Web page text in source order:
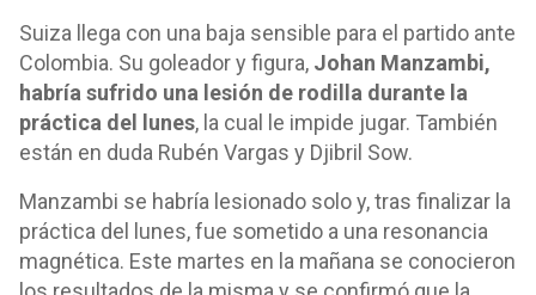
Suiza llega con una baja sensible para el partido ante
Colombia. Su goleador y figura, Johan Manzambi,
habría sufrido una lesión de rodilla durante la
práctica del lunes, la cual le impide jugar. También
están en duda Rubén Vargas y Djibril Sow.
Manzambi se habría lesionado solo y, tras finalizar la
práctica del lunes, fue sometido a una resonancia
magnética. Este martes en la mañana se conocieron